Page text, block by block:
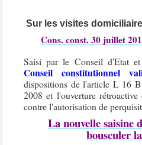
Sur les visites
Cons. const. 30 juillet
Saisi par le Conseil d'Etat
Conseil constitutionnel
dispositions de l'article L 16
2008 et l'ouverture
contre l'autorisation de
La nouvelle saisine
bousculer